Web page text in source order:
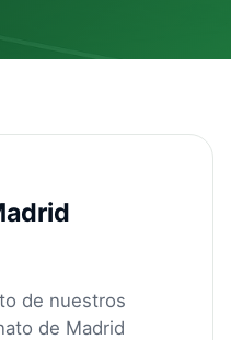
de nuestros
de Madrid